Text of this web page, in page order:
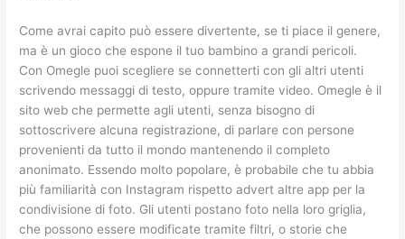
Come avrai capito può essere divertente, se ti piace il genere,
ma è un gioco che espone il tuo bambino a grandi pericoli.
Con Omegle puoi scegliere se connetterti con gli altri utenti
scrivendo messaggi di testo, oppure tramite video. Omegle è il
sito web che permette agli utenti, senza bisogno di
sottoscrivere alcuna registrazione, di parlare con persone
provenienti da tutto il mondo mantenendo il completo
anonimato. Essendo molto popolare, è probabile che tu abbia
più familiarità con Instagram rispetto advert altre app per la
condivisione di foto. Gli utenti postano foto nella loro griglia,
che possono essere modificate tramite filtri, o storie che